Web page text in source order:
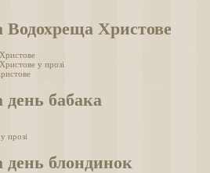
Водохреща Христове
у прозі
бабака
прозі
день блондинок